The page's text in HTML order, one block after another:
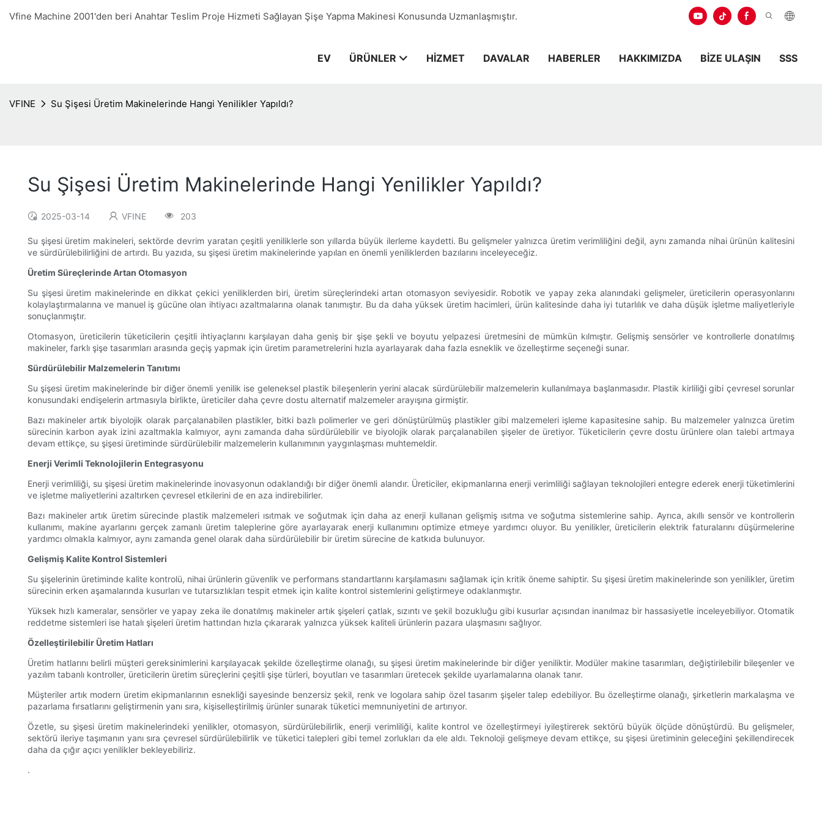
Vfine Machine 2001'den beri Anahtar Teslim Proje Hizmeti Sağlayan Şişe Yapma Makinesi Konusunda Uzmanlaşmıştır.
EV ÜRÜNLER HIZMET DAVALAR HABERLER HAKKIMIZDA BIZE ULAŞIN SSS
VFINE Su Şişesi Üretim Makinelerinde Hangi Yenilikler Yapıldı?
Su Şişesi Üretim Makinelerinde Hangi Yenilikler Yapıldı?
2025-03-14 VFINE 203
Su şişesi üretim makineleri, sektörde devrim yaratan çeşitli yeniliklerle son yıllarda büyük ilerleme kaydetti. Bu gelişmeler yalnızca üretim verimliliğini değil, aynı zamanda nihai ürünün kalitesini
ve sürdürülebilirliğini de artırdı. Bu yazıda, su şişesi üretim makinelerinde yapılan en önemli yeniliklerden bazılarını inceleyeceğiz.
Üretim Süreçlerinde Artan Otomasyon
Su şişesi üretim makinelerinde en dikkat çekici yeniliklerden biri, üretim süreçlerindeki artan otomasyon seviyesidir. Robotik ve yapay zeka alanındaki gelişmeler, üreticilerin operasyonlarını
kolaylaştırmalarına ve manuel iş gücüne olan ihtiyacı azaltmalarına olanak tanımıştır. Bu da daha yüksek üretim hacimleri, ürün kalitesinde daha iyi tutarlılık ve daha düşük işletme maliyetleriyle
sonuçlanmıştır.
Otomasyon, üreticilerin tüketicilerin çeşitli ihtiyaçlarını karşılayan daha geniş bir şişe şekli ve boyutu yelpazesi üretmesini de mümkün kılmıştır. Gelişmiş sensörler ve kontrollerle donatılmış
makineler, farklı şişe tasarımları arasında geçiş yapmak için üretim parametrelerini hızla ayarlayarak daha fazla esneklik ve özelleştirme seçeneği sunar.
Sürdürülebilir Malzemelerin Tanıtımı
Su şişesi üretim makinelerinde bir diğer önemli yenilik ise geleneksel plastik bileşenlerin yerini alacak sürdürülebilir malzemelerin kullanılmaya başlanmasıdır. Plastik kirliliği gibi çevresel sorunlar
konusundaki endişelerin artmasıyla birlikte, üreticiler daha çevre dostu alternatif malzemeler arayışına girmiştir.
Bazı makineler artık biyolojik olarak parçalanabilen plastikler, bitki bazlı polimerler ve geri dönüştürülmüş plastikler gibi malzemeleri işleme kapasitesine sahip. Bu malzemeler yalnızca üretim
sürecinin karbon ayak izini azaltmakla kalmıyor, aynı zamanda daha sürdürülebilir ve biyolojik olarak parçalanabilen şişeler de üretiyor. Tüketicilerin çevre dostu ürünlere olan talebi artmaya
devam ettikçe, su şişesi üretiminde sürdürülebilir malzemelerin kullanımının yaygınlaşması muhtemeldir.
Enerji Verimli Teknolojilerin Entegrasyonu
Enerji verimliliği, su şişesi üretim makinelerinde inovasyonun odaklandığı bir diğer önemli alandır. Üreticiler, ekipmanlarına enerji verimliliği sağlayan teknolojileri entegre ederek enerji tüketimlerini
ve işletme maliyetlerini azaltırken çevresel etkilerini de en aza indirebilirler.
Bazı makineler artık üretim sürecinde plastik malzemeleri ısıtmak ve soğutmak için daha az enerji kullanan gelişmiş ısıtma ve soğutma sistemlerine sahip. Ayrıca, akıllı sensör ve kontrollerin
kullanımı, makine ayarlarını gerçek zamanlı üretim taleplerine göre ayarlayarak enerji kullanımını optimize etmeye yardımcı oluyor. Bu yenilikler, üreticilerin elektrik faturalarını düşürmelerine
yardımcı olmakla kalmıyor, aynı zamanda genel olarak daha sürdürülebilir bir üretim sürecine de katkıda bulunuyor.
Gelişmiş Kalite Kontrol Sistemleri
Su şişelerinin üretiminde kalite kontrolü, nihai ürünlerin güvenlik ve performans standartlarını karşılamasını sağlamak için kritik öneme sahiptir. Su şişesi üretim makinelerinde son yenilikler, üretim
sürecinin erken aşamalarında kusurları ve tutarsızlıkları tespit etmek için kalite kontrol sistemlerini geliştirmeye odaklanmıştır.
Yüksek hızlı kameralar, sensörler ve yapay zeka ile donatılmış makineler artık şişeleri çatlak, sızıntı ve şekil bozukluğu gibi kusurlar açısından inanılmaz bir hassasiyetle inceleyebiliyor. Otomatik
reddetme sistemleri ise hatalı şişeleri üretim hattından hızla çıkararak yalnızca yüksek kaliteli ürünlerin pazara ulaşmasını sağlıyor.
Özelleştirilebilir Üretim Hatları
Üretim hatlarını belirli müşteri gereksinimlerini karşılayacak şekilde özelleştirme olanağı, su şişesi üretim makinelerinde bir diğer yeniliktir. Modüler makine tasarımları, değiştirilebilir bileşenler ve
yazılım tabanlı kontroller, üreticilerin üretim süreçlerini çeşitli şişe türleri, boyutları ve tasarımları üretecek şekilde uyarlamalarına olanak tanır.
Müşteriler artık modern üretim ekipmanlarının esnekliği sayesinde benzersiz şekil, renk ve logolara sahip özel tasarım şişeler talep edebiliyor. Bu özelleştirme olanağı, şirketlerin markalaşma ve
pazarlama fırsatlarını geliştirmenin yanı sıra, kişiselleştirilmiş ürünler sunarak tüketici memnuniyetini de artırıyor.
Özetle, su şişesi üretim makinelerindeki yenilikler, otomasyon, sürdürülebilirlik, enerji verimliliği, kalite kontrol ve özelleştirmeyi iyileştirerek sektörü büyük ölçüde dönüştürdü. Bu gelişmeler,
sektörü ileriye taşımanın yanı sıra çevresel sürdürülebilirlik ve tüketici talepleri gibi temel zorlukları da ele aldı. Teknoloji gelişmeye devam ettikçe, su şişesi üretiminin geleceğini şekillendirecek
daha da çığır açıcı yenilikler bekleyebiliriz.
.